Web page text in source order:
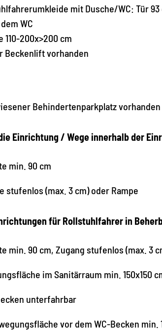
mit Dusche/WC: Tür
WC
110-200x>200 cm
Beckenlift vorhanden
Behindertenparkplatz vorhanden
Einrichtung / Wege innerhalb der
min. 90 cm
stufenlos (max. 3 cm) oder Rampe
für Rollstuhlfahrer in
min. 90 cm, Zugang stufenlos (max. 3
im Sanitärraum min. 150x150
unterfahrbar
vor dem WC-Becken min.